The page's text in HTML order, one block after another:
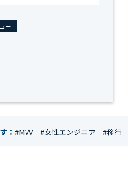
ー
：#MVV #女性エンジニア #移行
#キングダム #総務 #資格